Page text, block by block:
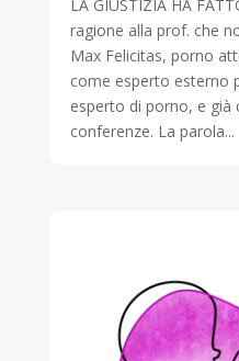
LA GIUSTIZIA HA
ragione alla prof. che
Max Felicitas, porno
come esperto esterno
esperto di porno, e già
conferenze. La parola...